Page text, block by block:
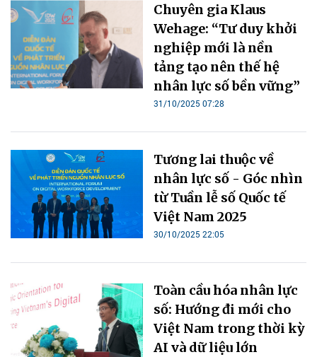
Chuyên gia Klaus
Wehage: “Tư duy khởi
nghiệp mới là nền
tảng tạo nên thế hệ
nhân lực số bền vững”
31/10/2025 07:28
Tương lai thuộc về
nhân lực số - Góc nhìn
từ Tuần lễ số Quốc tế
Việt Nam 2025
30/10/2025 22:05
Toàn cầu hóa nhân lực
số: Hướng đi mới cho
Việt Nam trong thời kỳ
AI và dữ liệu lớn